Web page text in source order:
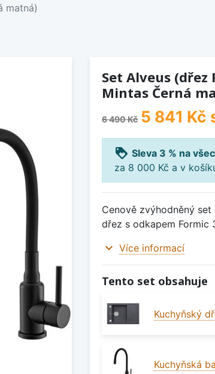
matná)
Set Alveus (dřez
Mintas Černá
6 490 Kč 5 841 Kč
loyalty Sleva 3 % na
za 8 000 Kč a v
Cenově zvýhodněný
dřez s odkapem Formic
expand_more Více informací
Tento set obsahuje
Kuchyňský
Kuchyňská